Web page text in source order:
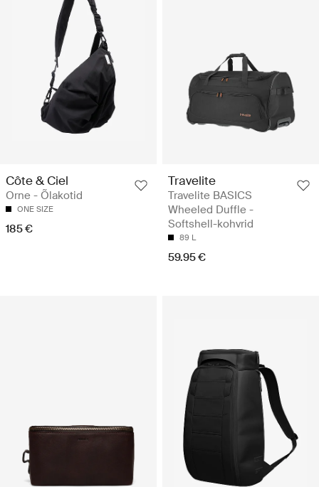
Côte & Ciel
Orne - Õlakotid
ONE SIZE
185 €
Travelite
Travelite BASICS
Wheeled Duffle -
Softshell-kohvrid
89 L
59.95 €